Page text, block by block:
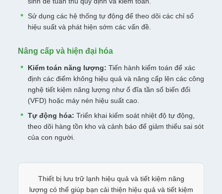
Sử dụng các hệ thống tự động để theo dõi các chỉ số
hiệu suất và phát hiện sớm các vấn đề.
Nâng cấp và hiện đại hóa
Kiểm toán năng lượng: Tiến hành kiểm toán để xác
định các điểm không hiệu quả và nâng cấp lên các công
nghệ tiết kiệm năng lượng như ổ đĩa tần số biến đổi
(VFD) hoặc máy nén hiệu suất cao.
Tự động hóa: Triển khai kiểm soát nhiệt độ tự động,
theo dõi hàng tồn kho và cảnh báo để giảm thiểu sai sót
của con người.
Thiết bị lưu trữ lạnh hiệu quả và tiết kiệm năng
lượng có thể giúp bạn cải thiện hiệu quả và tiết kiệm